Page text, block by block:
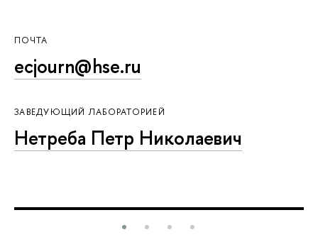
ПОЧТА
ecjourn@hse.ru
ЗАВЕДУЮЩИЙ ЛАБОРАТОРИЕЙ
Нетреба Петр Николаевич